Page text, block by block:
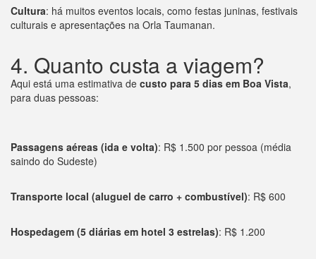
Cultura: há muitos eventos locais, como festas juninas, festivais
culturais e apresentações na Orla Taumanan.
4. Quanto custa a viagem?
Aqui está uma estimativa de custo para 5 dias em Boa Vista,
para duas pessoas:
Passagens aéreas (ida e volta): R$ 1.500 por pessoa (média
saindo do Sudeste)
Transporte local (aluguel de carro + combustível): R$ 600
Hospedagem (5 diárias em hotel 3 estrelas): R$ 1.200